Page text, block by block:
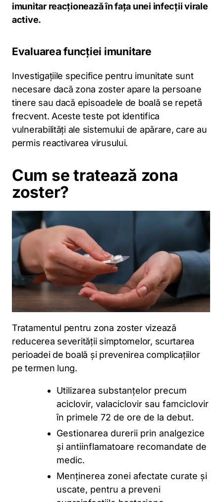
imunitar reacționează în fața unei infecții virale
active.
Evaluarea funcției imunitare
Investigațiile specifice pentru imunitate sunt
necesare dacă zona zoster apare la persoane
tinere sau dacă episoadele de boală se repetă
frecvent. Aceste teste pot identifica
vulnerabilități ale sistemului de apărare, care au
permis reactivarea virusului.
Cum se tratează zona
zoster?
Tratamentul pentru zona zoster vizează
reducerea severității simptomelor, scurtarea
perioadei de boală și prevenirea complicațiilor
pe termen lung.
Utilizarea substanțelor precum
aciclovir, valaciclovir sau famciclovir
în primele 72 de ore de la debut.
Gestionarea durerii prin analgezice
și antiinflamatoare recomandate de
medic.
Menținerea zonei afectate curate și
uscate, pentru a preveni